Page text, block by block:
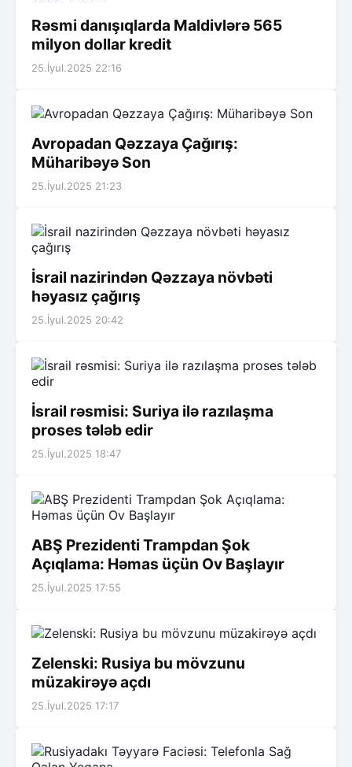
Rəsmi danışıqlarda Maldivlərə 565
milyon dollar kredit
25.İyul.2025 22:16
Avropadan Qəzzaya Çağırış:
Müharibəyə Son
25.İyul.2025 21:23
İsrail nazirindən Qəzzaya növbəti
həyasız çağırış
25.İyul.2025 20:42
İsrail rəsmisi: Suriya ilə razılaşma
proses tələb edir
25.İyul.2025 18:47
ABŞ Prezidenti Trampdan Şok
Açıqlama: Həmas üçün Ov Başlayır
25.İyul.2025 17:55
Zelenski: Rusiya bu mövzunu
müzakirəyə açdı
25.İyul.2025 17:17